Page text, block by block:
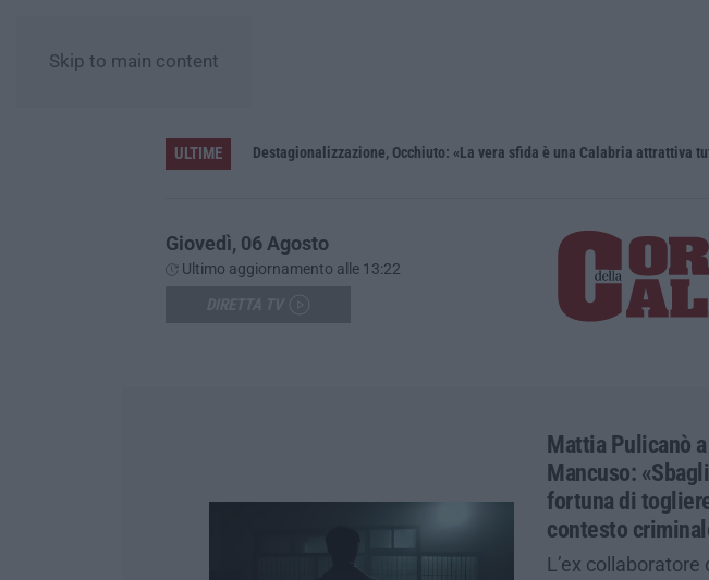
Skip to main content
ULTIME Destagionalizzazione, Occhiuto: «La vera sfida è una Calabria attrattiva
Giovedì, 06 Agosto
Ultimo aggiornamento alle 13:22
Mattia Pulicanò
Mancuso:
fortuna di
contesto
L’ex collaboratore